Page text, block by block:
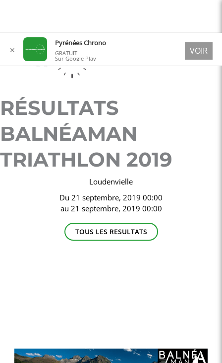
contenu
RÉSULTATS
BALNÉAMAN
TRIATHLON 2019
Loudenvielle
Du 21 septembre, 2019 00:00
au 21 septembre, 2019 00:00
TOUS LES RESULTATS
✕
Pyrénées Chrono
GRATUIT
Sur Google Play
VOIR